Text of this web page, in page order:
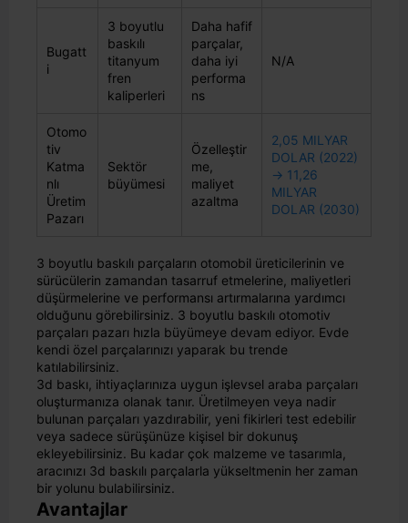
Bugatt
i
3 boyutlu
baskılı
titanyum
fren
kaliperleri
Daha hafif
parçalar,
daha iyi
performa
ns
N/A
Otomo
tiv
Katma
nlı
Üretim
Pazarı
Sektör
büyümesi
Özelleştir
me,
maliyet
azaltma
2,05 MILYAR
DOLAR (2022)
→ 11,26
MILYAR
DOLAR (2030)
3 boyutlu baskılı parçaların otomobil üreticilerinin ve
sürücülerin zamandan tasarruf etmelerine, maliyetleri
düşürmelerine ve performansı artırmalarına yardımcı
olduğunu görebilirsiniz. 3 boyutlu baskılı otomotiv
parçaları pazarı hızla büyümeye devam ediyor. Evde
kendi özel parçalarınızı yaparak bu trende
katılabilirsiniz.
3d baskı, ihtiyaçlarınıza uygun işlevsel araba parçaları
oluşturmanıza olanak tanır. Üretilmeyen veya nadir
bulunan parçaları yazdırabilir, yeni fikirleri test edebilir
veya sadece sürüşünüze kişisel bir dokunuş
ekleyebilirsiniz. Bu kadar çok malzeme ve tasarımla,
aracınızı 3d baskılı parçalarla yükseltmenin her zaman
bir yolunu bulabilirsiniz.
Avantajlar